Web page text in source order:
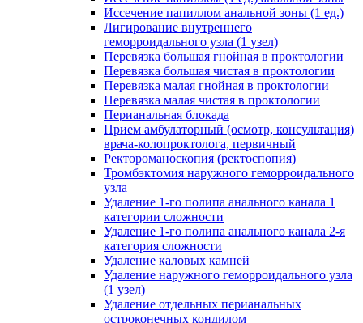
Иссечение папиллом анальной зоны (1 ед.)
Лигирование внутреннего
геморроидального узла (1 узел)
Перевязка большая гнойная в проктологии
Перевязка большая чистая в проктологии
Перевязка малая гнойная в проктологии
Перевязка малая чистая в проктологии
Перианальная блокада
Прием амбулаторный (осмотр, консультация)
врача-колопроктолога, первичный
Ректороманоскопия (ректоспопия)
Тромбэктомия наружного геморроидального
узла
Удаление 1-го полипа анального канала 1
категории сложности
Удаление 1-го полипа анального канала 2-я
категория сложности
Удаление каловых камней
Удаление наружного геморроидального узла
(1 узел)
Удаление отдельных перианальных
остроконечных кондилом